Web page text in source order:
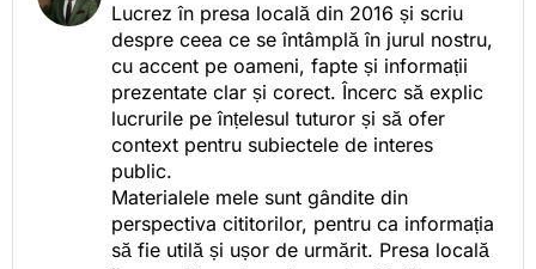
Lucrez în presa locală din 2016 și scriu
despre ceea ce se întâmplă în jurul nostru,
cu accent pe oameni, fapte și informații
prezentate clar și corect. Încerc să explic
lucrurile pe înțelesul tuturor și să ofer
context pentru subiectele de interes
public.
Materialele mele sunt gândite din
perspectiva cititorilor, pentru ca informația
să fie utilă și ușor de urmărit. Presa locală